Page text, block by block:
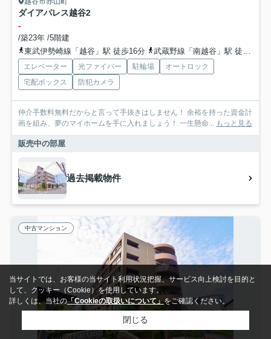
ダイアパレス越谷2
-
/築23年 /5階建
東武伊勢崎線「越谷」駅 徒歩16分
武蔵野線「南越谷」駅 徒歩23分
エレベーター 光ファイバー 駐輪場
オートロック
宅配ボックス
防犯カメラ
仲介手数料無料だからと言って手抜きはしません！ 余裕を持った資金計
画を組み、夢のマイホームを手に入れましょう！ 一生懸命...
もっと見る
販売中の部屋
過去掲載物件
中古マンション
当サイトでは、お客様の当サイト利用状況把握、サービス向上検討を目的と
して、クッキー（Cookie）を使用しています。
詳しくは、当社の「Cookieの取扱いについて」をご確認ください。
閉じる